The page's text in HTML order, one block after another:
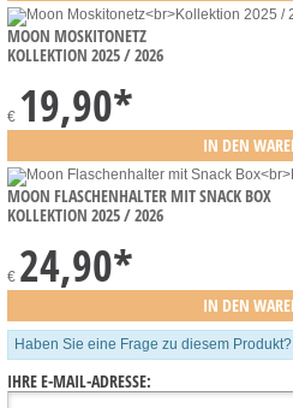
MOON MOSKITONETZ
KOLLEKTION 2025 / 2026
€ 19,90*
MOON FLASCHENHALTER MIT SNACK BOX
KOLLEKTION 2025 / 2026
€ 24,90*
Haben Sie eine Frage zu diesem Produkt?
IHRE E-MAIL-ADRESSE: